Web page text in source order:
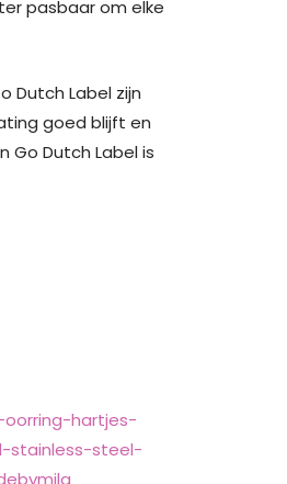
pasbaar om elke
Dutch Label zijn
goed blijft en
Dutch Label is